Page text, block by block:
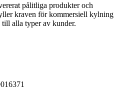
pålitliga produkter och
kraven för kommersiell kylning
alla typer av kunder.